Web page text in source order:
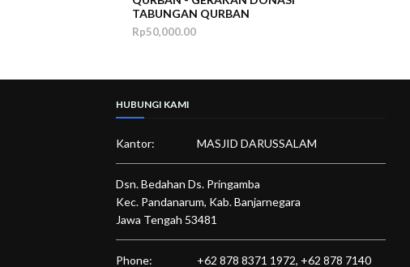
TABUNGAN QURBAN
Rp50,000.00
HUBUNGI KAMI
Kantor: MASJID DARUSSALAM
Dsn. Bedahan Ds. Pringamba
Kec. Pandanarum, Kab. Banjarnegara
Jawa Tengah 53481
Phone: +62 878 8371 1972, +62 878 7140